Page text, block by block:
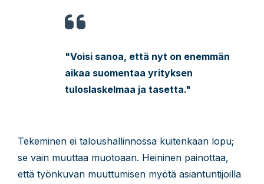
"Voisi sanoa, että nyt on enemmän
aikaa suomentaa yrityksen
tuloslaskelmaa ja tasetta."
Tekeminen ei taloushallinnossa kuitenkaan lopu;
se vain muuttaa muotoaan. Heininen painottaa,
että työnkuvan muuttumisen myötä asiantuntijoilla